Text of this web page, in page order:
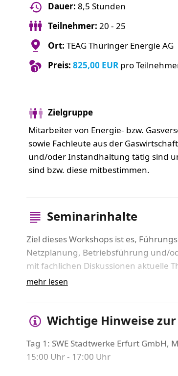
Dauer: 8,5 Stunden
Teilnehmer: 20 - 25
Ort: TEAG Thüringer Energie AG
Preis: 825,00 EUR pro
Zielgruppe
Mitarbeiter von Energie- bzw.
sowie Fachleute aus der
und/oder Instandhaltung tätig sind
sind bzw. diese mitbestimmen.
Seminarinhalte
Ziel dieses Workshops ist es,
Netzplanung, Betriebsführung und/
mit fachlichen Diskussionen aktuelle
netzplanerischen Wissens,
Diesen Workshop führen wir unter
der ONTRAS Gastransport GmbH,
durch.
Themen Tag 1:
mehr lesen
Wichtige Hinweise
Tag 1: SWE Stadtwerke Erfurt GmbH,
15:00 Uhr - 17:00 Uhr